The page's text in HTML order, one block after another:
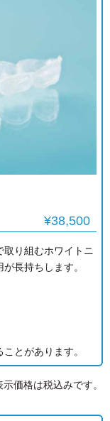
¥38,500
り組むホワイトニ
長持ちします。
とがあります。
価格は税込みです。